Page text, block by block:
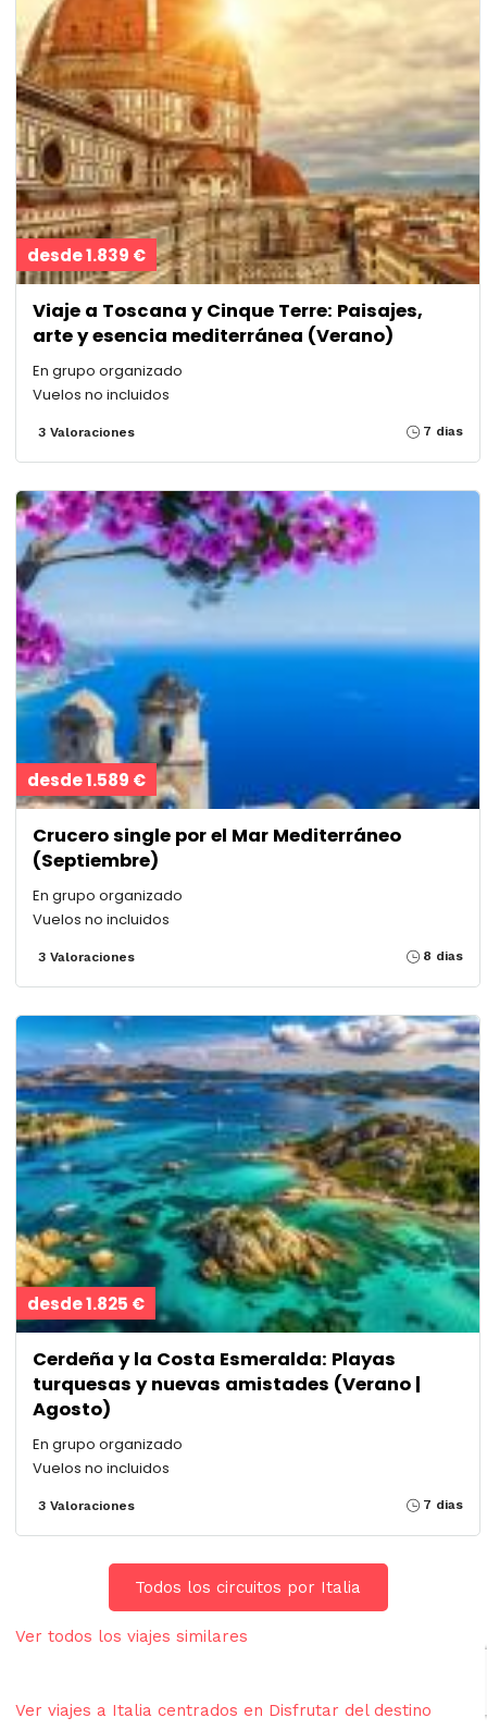
desde 1.839 €
Viaje a Toscana y Cinque Terre: Paisajes,
arte y esencia mediterránea (Verano)
En grupo organizado
Vuelos no incluidos
3 Valoraciones 7 dias
desde 1.589 €
Crucero single por el Mar Mediterráneo
(Septiembre)
En grupo organizado
Vuelos no incluidos
3 Valoraciones 8 dias
desde 1.825 €
Cerdeña y la Costa Esmeralda: Playas
turquesas y nuevas amistades (Verano |
Agosto)
En grupo organizado
Vuelos no incluidos
3 Valoraciones 7 dias
Todos los circuitos por Italia
Ver todos los viajes similares
Ver viajes a Italia centrados en Disfrutar del destino